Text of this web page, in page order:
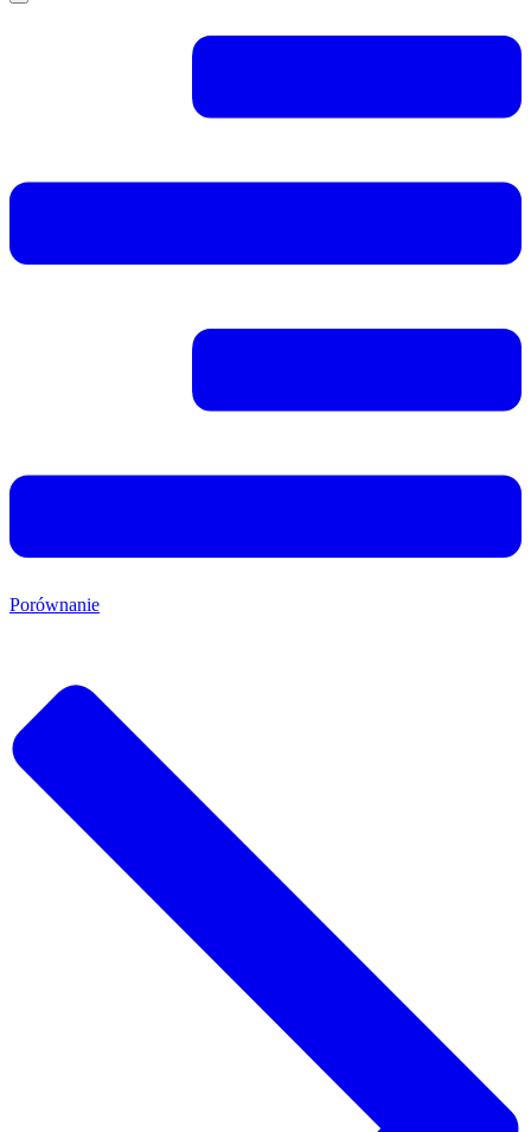
Porównanie